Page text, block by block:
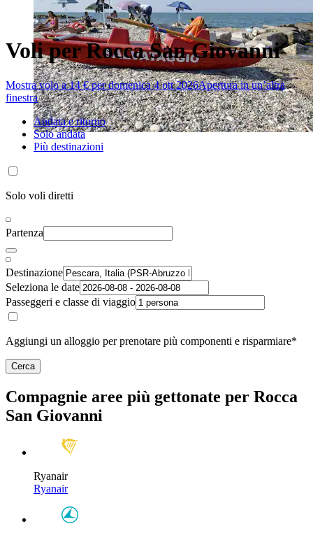
Voli per Rocca San Giovanni
Mostra volo a 14 € per domenica 4 ott 2026Apertura in un’altra
finestra
Andata e ritorno
Solo andata
Più destinazioni
Solo voli diretti
Partenza
Destinazione
Seleziona le date
Passeggeri e classe di viaggio
Aggiungi un alloggio per prenotare più componenti e risparmiare*
Cerca
Compagnie aree più gettonate per Rocca
San Giovanni
Ryanair
Ryanair